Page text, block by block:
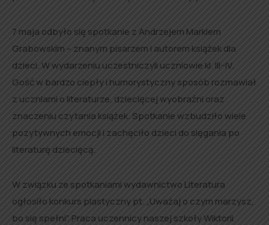
7 maja odbyło się spotkanie z Andrzejem Markiem
Grabowskim – znanym pisarzem i autorem książek dla
dzieci. W wydarzeniu uczestniczyli uczniowie kl. III–IV.
Gość w bardzo ciepły i humorystyczny sposób rozmawiał
z uczniami o literaturze, dziecięcej wyobraźni oraz
znaczeniu czytania książek. Spotkanie wzbudziło wiele
pozytywnych emocji i zachęciło dzieci do sięgania po
literaturę dziecięcą.
W związku ze spotkaniami wydawnictwo Literatura
ogłosiło konkurs plastyczny pt. „Uważaj o czym marzysz,
bo się spełni”. Praca uczennicy naszej szkoły Wiktorii